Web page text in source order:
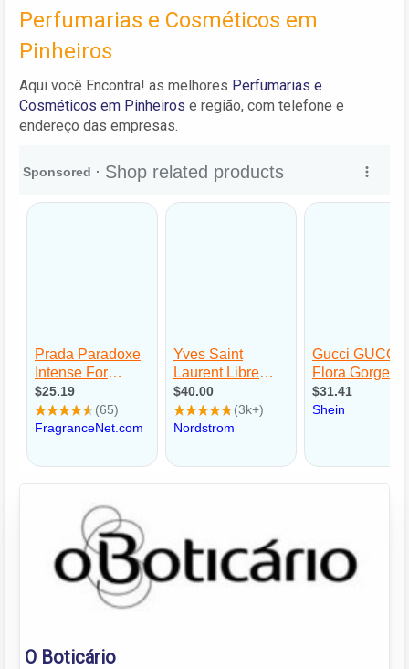
Perfumarias e Cosméticos em
Pinheiros
Aqui você Encontra! as melhores Perfumarias e
Cosméticos em Pinheiros e região, com telefone e
endereço das empresas.
O Boticário